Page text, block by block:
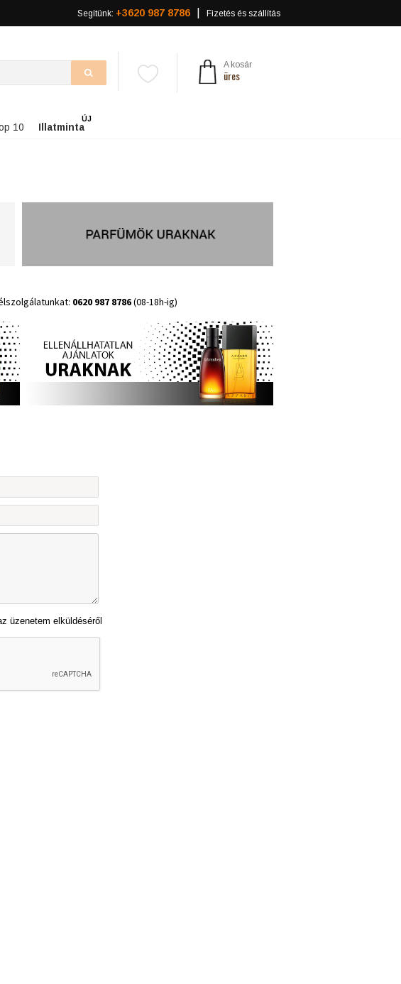
Segítünk: +3620 987 8786 Fizetés és szállítás
A kosár
üres
10 Illatminta
ÚJ
0620 987 8786(08-18h-ig)
üzenetem elküldéséről